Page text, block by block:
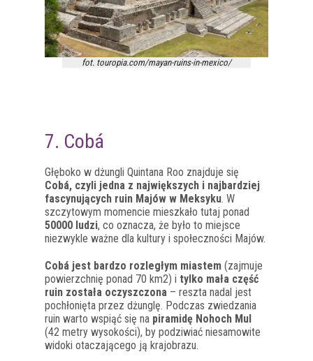
fot. touropia.com/mayan-ruins-in-mexico/
7. Cobá
Głęboko w dżungli Quintana Roo znajduje się
Cobá, czyli jedna z największych i najbardziej
fascynujących ruin Majów w Meksyku. W
szczytowym momencie mieszkało tutaj ponad
50000 ludzi, co oznacza, że było to miejsce
niezwykle ważne dla kultury i społeczności Majów.
Cobá jest bardzo rozległym miastem (zajmuje
powierzchnię ponad 70 km2) i tylko mała część
ruin została oczyszczona – reszta nadal jest
pochłonięta przez dżunglę. Podczas zwiedzania
ruin warto wspiąć się na piramidę Nohoch Mul
(42 metry wysokości), by podziwiać niesamowite
widoki otaczającego ją krajobrazu.